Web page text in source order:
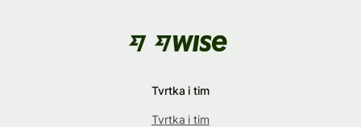
Tvrtka i tim
Tvrtka i tim